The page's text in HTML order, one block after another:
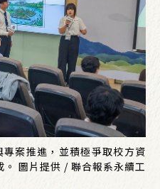
案推進，並積極爭取校方資
圖片提供 / 聯合報系永續工